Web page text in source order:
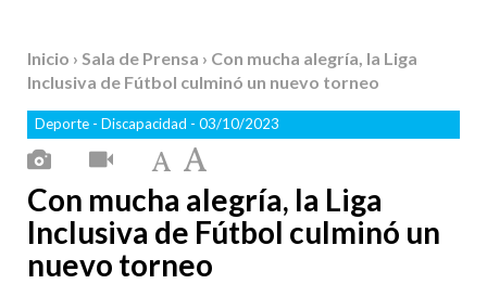
Inicio › Sala de Prensa › Con mucha alegría, la Liga
Inclusiva de Fútbol culminó un nuevo torneo
Deporte - Discapacidad - 03/10/2023
Con mucha alegría, la Liga
Inclusiva de Fútbol culminó un
nuevo torneo